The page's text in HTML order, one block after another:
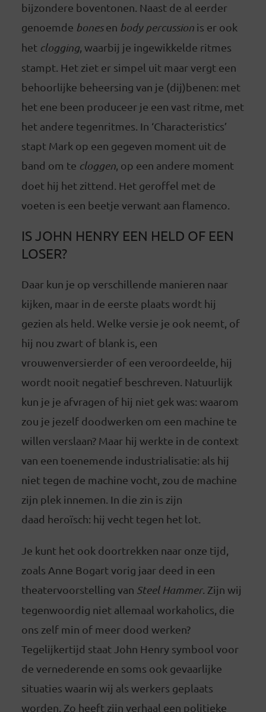
bijzondere boventonen. Naast de al eerder
genoemde bonesen body percussionis er ook
het clogging, waarbij je ingewikkelde ritmes
stampt. Het ziet er simpel uit maar vergt een
behoorlijke beheersing van je (dij)benen: met
het ene been produceer je een vast ritme, met
het andere tegenritmes. In ‘Characteristics’
stapt Mark op een gegeven moment uit de
band om te cloggen, op een andere moment
doet hij het zittend. Het geroffel met de
voeten is een beetje verwant aan flamenco.
IS JOHN HENRY EEN HELD OF EEN
LOSER?
Daar kun je op verschillende manieren naar
kijken, maar in de eerste plaats wordt hij
gezien als held. Welke versie je ook neemt, of
hij nou zwart of blank is, een
vrouwenversierder of een veroordeelde, hij
wordt nooit negatief beschreven. Natuurlijk
kun je je afvragen of hij niet gek was: waarom
zou je jezelf doodwerken om een machine te
willen verslaan? Maar hij werkte in de context
van een toenemende industrialisatie: als hij
niet tegen de machine vocht, zou de machine
zijn plek innemen. In die zin is zijn
daad heroïsch: hij vecht tegen het lot.
Je kunt het ook doortrekken naar onze tijd,
zoals Anne Bogart vorig jaar deed in een
theatervoorstelling van Steel Hammer. Zijn wij
tegenwoordig niet allemaal workaholics, die
ons zelf min of meer dood werken?
Tegelijkertijd staat John Henry symbool voor
de vernederende en soms ook gevaarlijke
situaties waarin wij als werkers geplaats
worden. Zo heeft zijn verhaal een politieke